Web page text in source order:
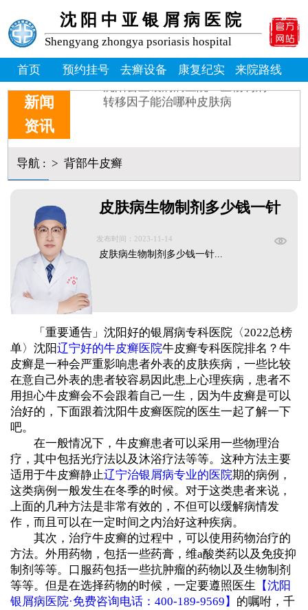
沈阳中亚银屑病医院
Shengyang zhongya psoriasis hospital
首页 预约挂号 去癣设备 康复纪实 来院路线
新闻
资讯
牛皮皮癣偏方-花椒和醋能治
沈阳银屑病炎症能吃什么消炎
皮癣图片初期症状图片
癣是为什么
沈阳公立银屑病医院：生物制剂
转移因子能治哪种皮肤病
导航: > 背部牛皮癣
皮肤病生物制剂多少钱一针
发布时间：2023-11-14
皮肤病生物制剂多少钱一针...
「重要通告」沈阳好的银屑病专科医院〈2022总榜
单〉沈阳辽宁好的牛皮癣医院牛皮癣专科医院排名？牛
皮癣是一种会严重影响患者外表的皮肤疾病，一些比较
在意自己外表的患者较容易因此患上心理疾病，患者不
用担心牛皮癣会不会跟着自己一生，因为牛皮癣是可以
治好的，下面跟着沈阳牛皮癣医院的医生一起了解一下
吧。
在一般情况下，牛皮癣患者可以采用一些物理治
疗，其中包括光疗法以及沐浴疗法等等。这种方法主要
适用于牛皮癣静止辽宁治银屑病专业的医院期的病例，
这类病例一般发生在冬季的时候。对于这类患者来说，
上面的几种方法是非常有效的，不但可以缓解病情发
作，而且可以在一定时间之内治好这种疾病。
其次，治疗牛皮癣的过程中，可以使用药物治疗的
方法。外用药物，包括一些药膏，维a酸类药以及免疫抑
制剂等等。口服药包括一些抗肿瘤的药物以及生物制剂
等等。但是在选择药物的时候，一定要遵照医生
【沈阳
银屑病医院·免费咨询电话：400-189-9569】 的嘱咐，千